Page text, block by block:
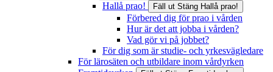
Hallå prao! Fäll ut Stäng Hallå prao!
Förbered dig för prao i vården
Hur är det att jobba i vården?
Vad gör vi på jobbet?
För dig som är studie- och yrkesvägledare
För lärosäten och utbildare inom vårdyrken